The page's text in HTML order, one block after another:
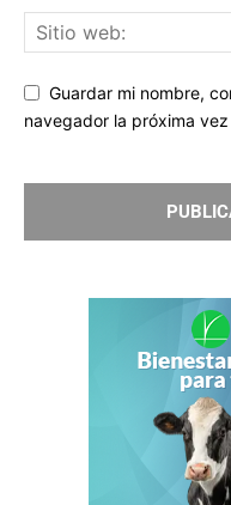
Guardar mi nombre,
navegador la próxima